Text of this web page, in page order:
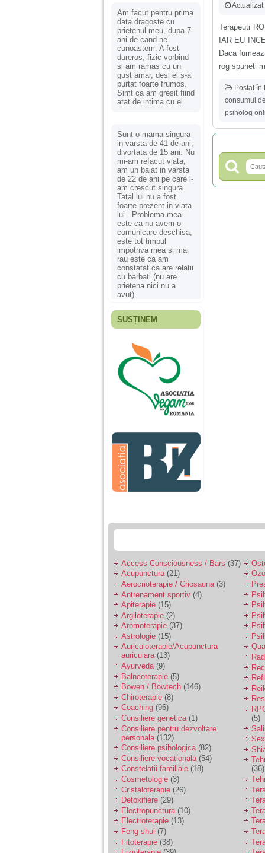
Am facut pentru prima
data dragoste cu
prietenul meu, dupa 7
ani de cand ne
cunoastem. A fost
dureros, fizic vorbind
si am ramas cu un
gust amar, desi el s-a
purtat foarte frumos.
Simt ca am gresit fiind
atat de intima cu el.
Sunt o mama singura
in varsta de 41 de ani,
divortata de 15 ani. Nu
mi-am refacut viata,
am un baiat in varsta
de 22 de ani pe care l-
am crescut singura.
Tatal lui nu a fost
foarte prezent in viata
lui . Problema mea
este ca nu avem o
comunicare deschisa,
este tot timpul
impotriva mea si mai
rau este ca am
constatat ca are relatii
cu barbati (nu are
prietena nici nu a
avut).
Fiica mea s-a nascut
ani, privind in urma
realizez cat de multe
greseli am facut in
educatia si cresterea
ei, am fost o mama
egoista, preocupata
de implinirea
profesionala, cand ea
era mica am neglijat-
agresiva, orice
greseala era taxata cu
o palma sau pedepse.
De 4 ani am o relatie
serioasa cu un barbat
sa se manifeste o
Ma aflu aici pentru ca
vreau sa stiu daca am
nevoie de un psiholog
sau psihiatru.
Sunt casatorita, am
31 de ani si un copil in
varsta de 2 ani care
mi-e lumina ochilor.
De ceva timp simt ca
mi s-a adunat
oboseala, o oboseala
cronica de care nu pot
scapa si simt ca din
cauza ei nu pot
controla nervii si
cateodata are copilul
de suferit.
Am o bariera peste
care nu pot trece:
prietena mea a ramas
insarcinata cu o fata.
Am fost de comun
acord sa facem un
copil, cu gandul ca e
baiat.
SUSȚINEM
Terapeuti
IAR EU
Daca
rog spuneti
Postat în
consumul
psiholog
Access Consciousness / Bars (37)
Acupunctura(21)
Aerocrioterapie / Criosauna (3)
Antrenament sportiv (4)
Apiterapie (15)
Argiloterapie (2)
Aromoterapie (37)
Astrologie (15)
Auriculoterapie/Acupunctura
auriculara(13)
Ayurveda(9)
Balneoterapie (5)
Bowen / Bowtech (146)
Chiroterapie (8)
Coaching (96)
Consiliere genetica(1)
Consiliere pentru dezvoltare
personala (132)
Consiliere psihologica(82)
Consiliere vocationala (54)
Constelatii familiale (18)
Cosmetologie (3)
Cristaloterapie (26)
Detoxifiere (29)
Electropunctura (10)
Electroterapie (13)
Feng shui (7)
Fitoterapie (38)
(5)
(36)